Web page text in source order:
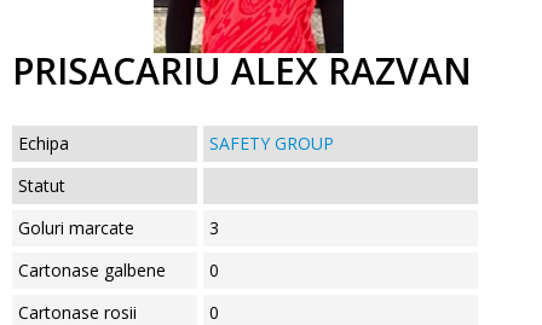
PRISACARIU ALEX RAZVAN
Echipa
SAFETY GROUP
Statut
Goluri marcate
3
Cartonase galbene
0
Cartonase rosii
0